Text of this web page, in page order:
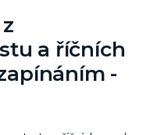
a říčních
-